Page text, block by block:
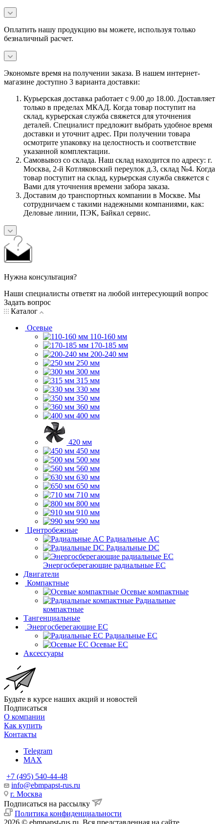
Оплатить нашу продукцию вы можете, используя только
безналичный расчет.
Экономьте время на получении заказа. В нашем интернет-
магазине доступно 3 варианта доставки:
Курьерская доставка работает с 9.00 до 18.00. Доставляет
только в пределах МКАД. Когда товар поступит на
склад, курьерская служба свяжется для уточнения
деталей. Специалист предложит выбрать удобное время
доставки и уточнит адрес. При получении товара
осмотрите упаковку на целостность и соответствие
указанной комплектации.
Самовывоз со склада. Наш склад находится по адресу: г.
Москва, 2-й Котляковский переулок д.3, склад №4. Когда
товар поступит на склад, курьерская служба свяжется с
Вами для уточнения времени забора заказа.
Доставим до транспортных компании в Москве. Мы
сотрудничаем с такими надежными компаниями, как:
Деловые линии, ПЭК, Байкал сервис.
Нужна консультация?
Наши специалисты ответят на любой интересующий вопрос
Задать вопрос
Каталог
Осевые
110-160 мм
170-185 мм
200-240 мм
250 мм
300 мм
315 мм
330 мм
350 мм
360 мм
400 мм
420 мм
450 мм
500 мм
560 мм
630 мм
650 мм
710 мм
800 мм
910 мм
990 мм
Центробежные
Радиальные AC
Радиальные DC
Энергосберегающие радиальные EC
Двигатели
Компактные
Осевые компактные
Радиальные
компактные
Тангенциальные
Энергосберегающие EC
Радиальные EC
Осевые EC
Аксессуары
Будьте в курсе наших акций и новостей
Подписаться
О компании
Как купить
Контакты
Telegram
MAX
+7 (495) 540-44-48
info@ebmpapst-rus.ru
г. Москва
Подписаться на рассылку
Политика конфиденциальности